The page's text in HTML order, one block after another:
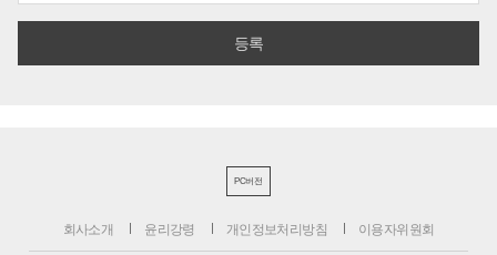
PC버전
회사소개 윤리강령 개인정보처리방침 이용자위원회